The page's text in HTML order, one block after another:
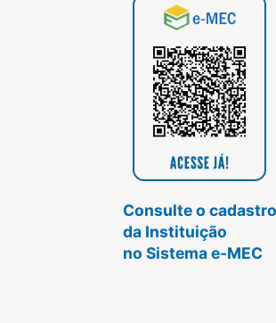
Consulte o cadastro
da Instituição
no Sistema e-MEC